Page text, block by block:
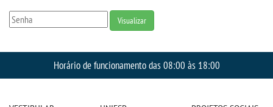
CPA
PROUNI
Visualizar
Horário de funcionamento das 08:00 às 18:00